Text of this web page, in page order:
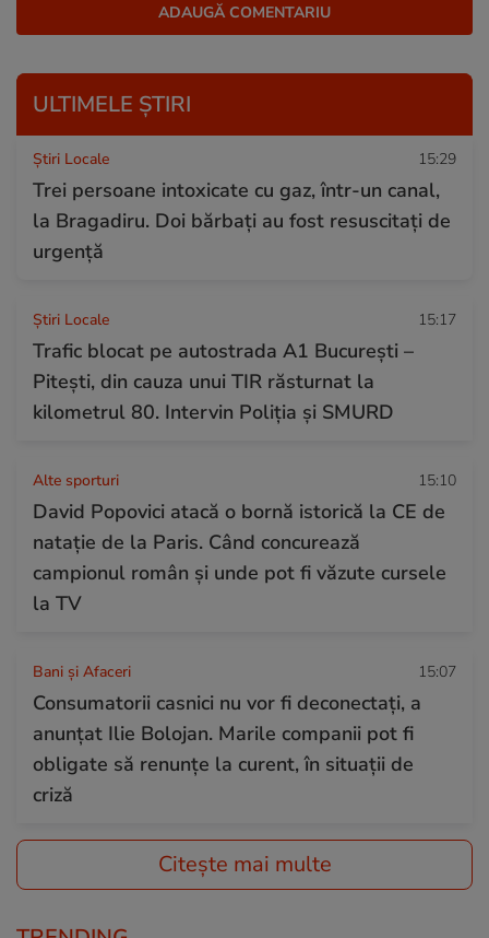
ULTIMELE ȘTIRI
Știri Locale 15:29
Trei persoane intoxicate cu gaz, într-un canal,
la Bragadiru. Doi bărbați au fost resuscitați de
urgență
Știri Locale 15:17
Trafic blocat pe autostrada A1 București –
Pitești, din cauza unui TIR răsturnat la
kilometrul 80. Intervin Poliția și SMURD
Alte sporturi 15:10
David Popovici atacă o bornă istorică la CE de
natație de la Paris. Când concurează
campionul român și unde pot fi văzute cursele
la TV
Bani și Afaceri 15:07
Consumatorii casnici nu vor fi deconectați, a
anunțat Ilie Bolojan. Marile companii pot fi
obligate să renunțe la curent, în situații de
criză
Citește mai multe